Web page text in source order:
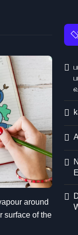
around
surface of the